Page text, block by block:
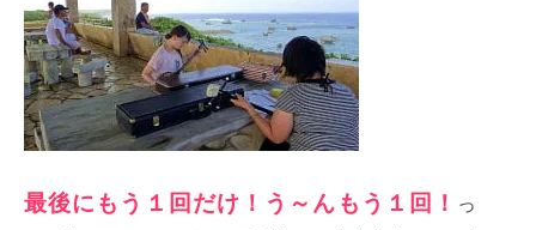
最後にもう１回だけ！う～んもう１回！ っ